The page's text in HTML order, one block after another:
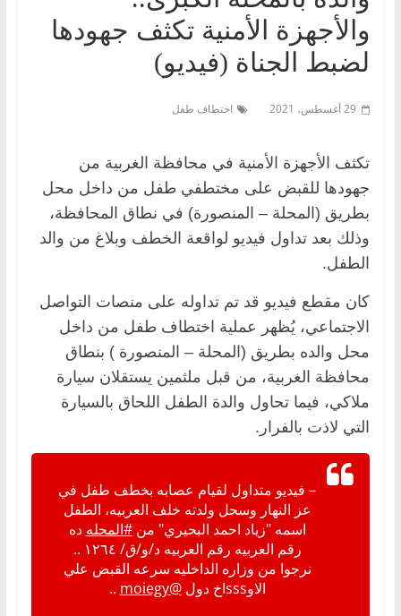
والأجهزة الأمنية تكثف جهودها
لضبط الجناة (فيديو)
29 أغسطس، 2021 اختطاف طفل
تكثف الأجهزة الأمنية في محافظة الغربية من
جهودها للقبض على مختطفي طفل من داخل محل
بطريق (المحلة – المنصورة) في نطاق المحافظة،
وذلك بعد تداول فيديو لواقعة الخطف وبلاغ من والد
الطفل.
كان مقطع فيديو قد تم تداوله على منصات التواصل
الاجتماعي، يُظهر عملية اختطاف طفل من داخل
محل والده بطريق (المحلة – المنصورة ) بنطاق
محافظة الغربية، من قبل ملثمين يستقلان سيارة
ملاكي، فيما تحاول والدة الطفل اللحاق بالسيارة
التي لاذت بالفرار.
– فيديو متداول لقيام عصابه بخطف طفل في
عز النهار وسحل ولدته خلف العربيه، الطفل
اسمه "زياد احمد البحيري" من#المحله ده
رقم العربيه رقم العربيه د/و/ق/ ١٢٦٤ ..
نرجوا من وزاره الداخليه سرعه القبض علي
الاوsssاخ دول
@moiegy
..